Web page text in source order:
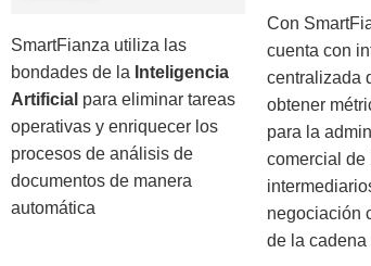
SmartFianza utiliza las
bondades de la Inteligencia
Artificial para eliminar tareas
operativas y enriquecer los
procesos de análisis de
documentos de manera
automática
Con
cuenta con
centralizada
obtener
para la
comercial de
negociación
de la cadena